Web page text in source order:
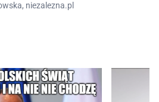
niezalezna.pl